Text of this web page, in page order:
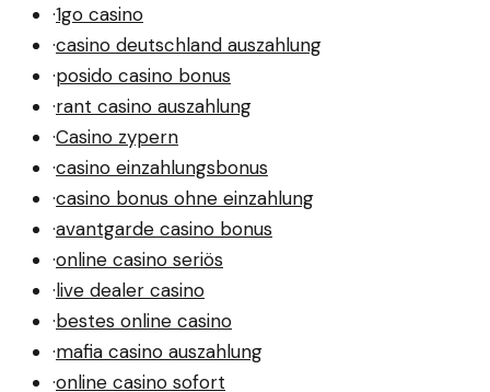
·1go casino
·casino deutschland auszahlung
·posido casino bonus
·rant casino auszahlung
·Casino zypern
·casino einzahlungsbonus
·casino bonus ohne einzahlung
·avantgarde casino bonus
·online casino seriös
·live dealer casino
·bestes online casino
·mafia casino auszahlung
·online casino sofort